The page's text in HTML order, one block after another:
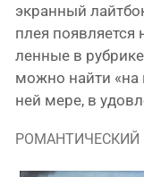
экран­ный
плея
лен­ные в
мож­но най­ти «на
ней мере, в
РОМАНТИЧЕСКИЙ